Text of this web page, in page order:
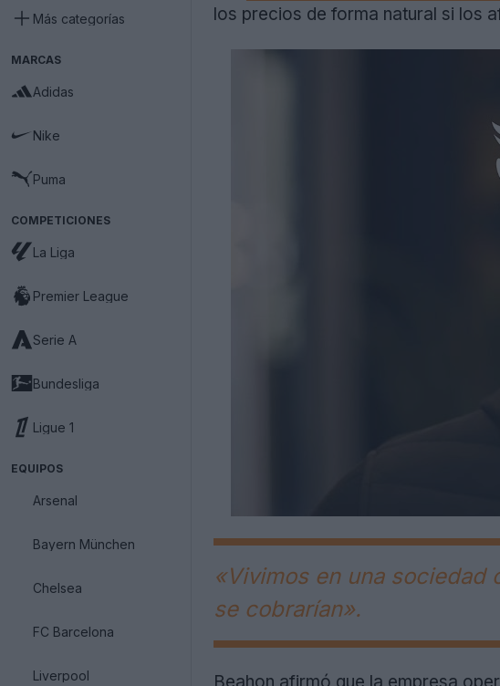
Más categorías
MARCAS
Adidas
Nike
Puma
COMPETICIONES
La Liga
Premier League
Serie A
Bundesliga
Ligue 1
EQUIPOS
Arsenal
Bayern München
Chelsea
FC Barcelona
Liverpool
los precios de forma natural si los
«Vivimos en una
se cobrarían».